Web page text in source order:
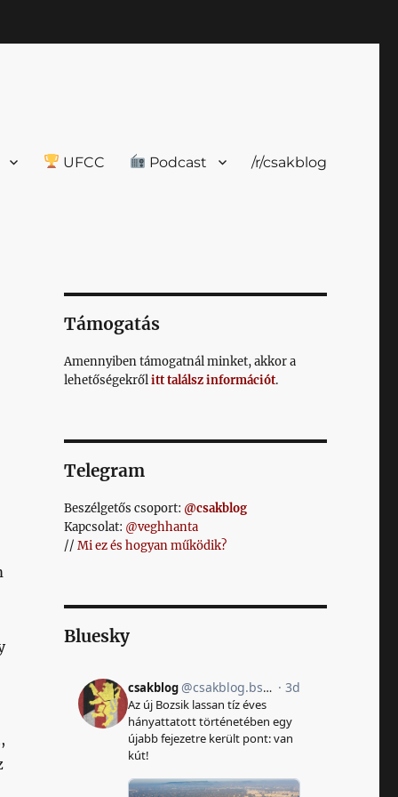
UFCC Podcast /r/csakblog
Támogatás
Amennyiben támogatnál minket, akkor a
lehetőségekrőlitt találsz információt.
Telegram
Beszélgetős csoport: @csakblog
Kapcsolat: @veghhanta
// Mi ez és hogyan működik?
Bluesky